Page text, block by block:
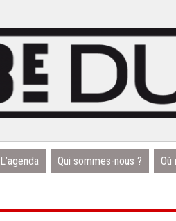
L’agenda Qui sommes-nous ? Où